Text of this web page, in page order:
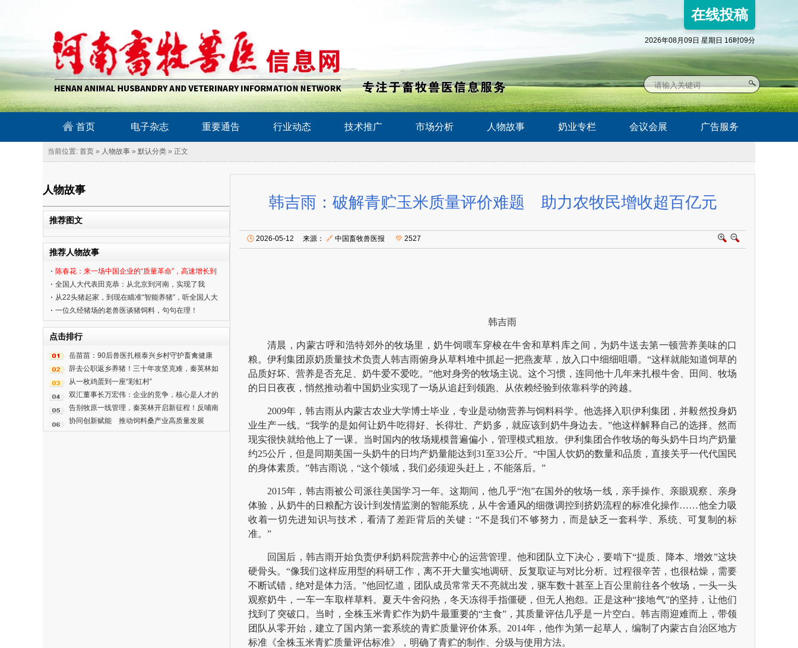
在线投稿
2026年08月09日 星期日 16时09分
首页 电子杂志 重要通告 行业动态 技术推广 市场分析 人物故事 奶业专栏 会议会展 广告服务
当前位置: 首页 » 人物故事 » 默认分类 » 正文
人物故事
推荐图文
推荐人物故事
陈春花：来一场中国企业的“质量革命”，高速增长到
高质量发展
全国人大代表田克恭：从北京到河南，实现了我
的“科研梦”
从22头猪起家，到现在瞄准“智能养猪”，听全国人大
代表、牧原董事长秦英林讲述他的创业故事
一位久经猪场的老兽医谈猪饲料，句句在理！
点击排行
岳苗苗：90后兽医扎根泰兴乡村守护畜禽健康
辞去公职返乡养猪！三十年攻坚克难，秦英林如
何改写中国养猪产业
从一枚鸡蛋到一座“彩虹村”
双汇董事长万宏伟：企业的竞争，核心是人才的
竞争
告别牧原一线管理，秦英林开启新征程！反哺南
阳民营企业家
协同创新赋能 推动饲料桑产业高质量发展
韩吉雨：破解青贮玉米质量评价难题 助力农牧民增收超百亿元
🕓 2026-05-12 来源： 🔗 中国畜牧兽医报 💛 2527
韩吉雨
清晨，内蒙古呼和浩特郊外的牧场里，奶牛饲喂车穿梭在牛舍和草料库之间，为奶牛送去第一顿营养美味的口
粮。伊利集团原奶质量技术负责人韩吉雨俯身从草料堆中抓起一把燕麦草，放入口中细细咀嚼。“这样就能知道饲草的
品质好坏、营养是否充足、奶牛爱不爱吃。”他对身旁的牧场主说。这个习惯，连同他十几年来扎根牛舍、田间、牧场
的日日夜夜，悄然推动着中国奶业实现了一场从追赶到领跑、从依赖经验到依靠科学的跨越。
2009年，韩吉雨从内蒙古农业大学博士毕业，专业是动物营养与饲料科学。他选择入职伊利集团，并毅然投身奶
业生产一线。“我学的是如何让奶牛吃得好、长得壮、产奶多，就应该到奶牛身边去。”他这样解释自己的选择。然而
现实很快就给他上了一课。当时国内的牧场规模普遍偏小，管理模式粗放。伊利集团合作牧场的每头奶牛日均产奶量
约25公斤，但是同期美国一头奶牛的日均产奶量能达到31至33公斤。“中国人饮奶的数量和品质，直接关乎一代代国民
的身体素质。”韩吉雨说，“这个领域，我们必须迎头赶上，不能落后。”
2015年，韩吉雨被公司派往美国学习一年。这期间，他几乎“泡”在国外的牧场一线，亲手操作、亲眼观察、亲身
体验，从奶牛的日粮配方设计到发情监测的智能系统，从牛舍通风的细微调控到挤奶流程的标准化操作……他全力吸
收着一切先进知识与技术，看清了差距背后的关键：“不是我们不够努力，而是缺乏一套科学、系统、可复制的标
准。”
回国后，韩吉雨开始负责伊利奶科院营养中心的运营管理。他和团队立下决心，要啃下“提质、降本、增效”这块
硬骨头。“像我们这样应用型的科研工作，离不开大量实地调研、反复取证与对比分析。过程很辛苦，也很枯燥，需要
不断试错，绝对是体力活。”他回忆道，团队成员常常天不亮就出发，驱车数十甚至上百公里前往各个牧场，一头一头
观察奶牛，一车一车取样草料。夏天牛舍闷热，冬天冻得手指僵硬，但无人抱怨。正是这种“接地气”的坚持，让他们
找到了突破口。当时，全株玉米青贮作为奶牛最重要的“主食”，其质量评估几乎是一片空白。韩吉雨迎难而上，带领
团队从零开始，建立了国内第一套系统的青贮质量评价体系。2014年，他作为第一起草人，编制了内蒙古自治区地方
标准《全株玉米青贮质量评估标准》，明确了青贮的制作、分级与使用方法。